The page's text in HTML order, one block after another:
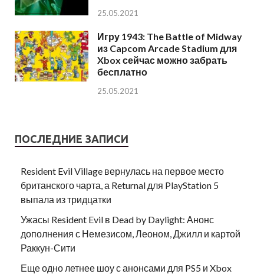
25.05.2021
Игру 1943: The Battle of Midway
из Capcom Arcade Stadium для
Xbox сейчас можно забрать
бесплатно
25.05.2021
ПОСЛЕДНИЕ ЗАПИСИ
Resident Evil Village вернулась на первое место
британского чарта, а Returnal для PlayStation 5
выпала из тридцатки
Ужасы Resident Evil в Dead by Daylight: Анонс
дополнения с Немезисом, Леоном, Джилл и картой
Раккун-Сити
Еще одно летнее шоу с анонсами для PS5 и Xbox